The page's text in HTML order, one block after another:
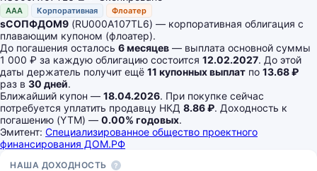
AAA Корпоративная Флоатер
sСОПФДОМ9 (RU000A107TL6) — корпоративная облигация с
плавающим купоном (флоатер).
До погашения осталось 6 месяцев — выплата основной суммы
1 000 ₽ за каждую облигацию состоится 12.02.2027. До этой
даты держатель получит ещё 11 купонных выплат по 13.68 ₽
раз в 30 дней.
Ближайший купон — 18.04.2026. При покупке сейчас
потребуется уплатить продавцу НКД 8.86 ₽. Доходность к
погашению (YTM) — 0.00% годовых.
Эмитент: Специализированное общество проектного
финансирования ДОМ.РФ
Основные показатели
НАША ДОХОДНОСТЬ ?